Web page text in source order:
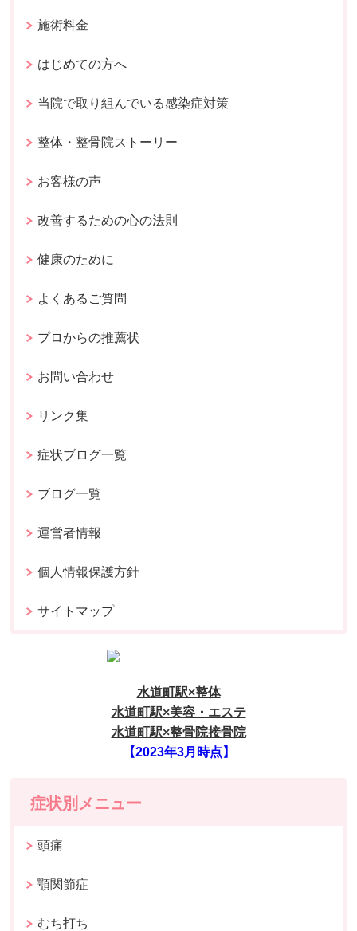
施術料金
はじめての方へ
当院で取り組んでいる感染症対策
整体・整骨院ストーリー
お客様の声
改善するための心の法則
健康のために
よくあるご質問
プロからの推薦状
お問い合わせ
リンク集
症状ブログ一覧
ブログ一覧
運営者情報
個人情報保護方針
サイトマップ
水道町駅×整体
水道町駅×美容・エステ
水道町駅×整骨院接骨院
【2023年3月時点】
症状別メニュー
頭痛
顎関節症
むち打ち